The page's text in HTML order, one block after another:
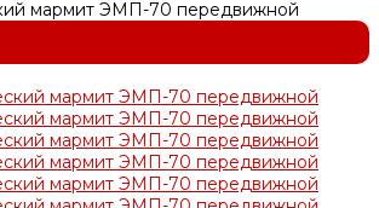
мармит ЭМП-70 передвижной